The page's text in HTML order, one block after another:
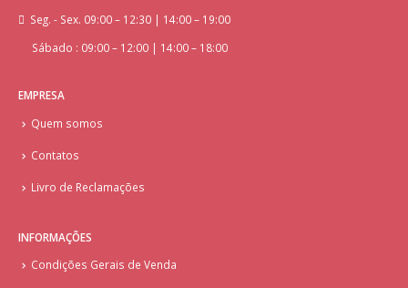
Seg. - Sex. 09:00 – 12:30 | 14:00 – 19:00
Sábado : 09:00 – 12:00 | 14:00 – 18:00
EMPRESA
Quem somos
Contatos
Livro de Reclamações
INFORMAÇÕES
Condições Gerais de Venda